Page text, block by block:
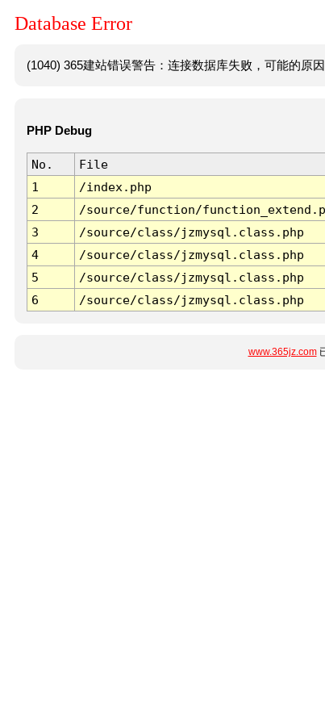
Database Error
(1040) 365建站错误警告：连接数据库失败，可能的原
PHP Debug
No. File
1
/index.php
2
/source/function/
3
/source/class/jzmysql.class.php
4
/source/class/jzmysql.class.php
5
/source/class/jzmysql.class.php
6
/source/class/jzmysql.class.php
www.365jz.com